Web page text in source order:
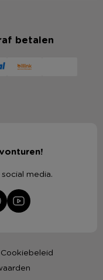
betalen
media.
Cookiebeleid